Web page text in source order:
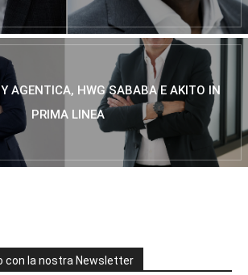
AGENTICA, HWG SABABA E AKITO IN
PRIMA LINEA
con la nostra Newsletter